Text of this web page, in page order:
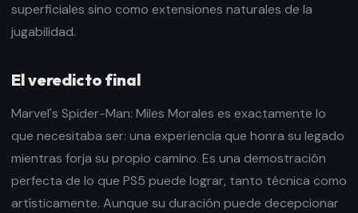
superficiales sino como extensiones naturales de la
jugabilidad.
El veredicto final
Marvel's Spider-Man: Miles Morales es exactamente lo
que necesitaba ser: una experiencia que honra su legado
mientras forja su propio camino. Es una demostración
perfecta de lo que PS5 puede lograr, tanto técnica como
artísticamente. Aunque su duración puede decepcionar